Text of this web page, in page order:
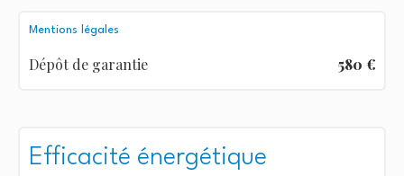
Mentions légales
Dépôt de garantie 580 €
Efficacité énergétique